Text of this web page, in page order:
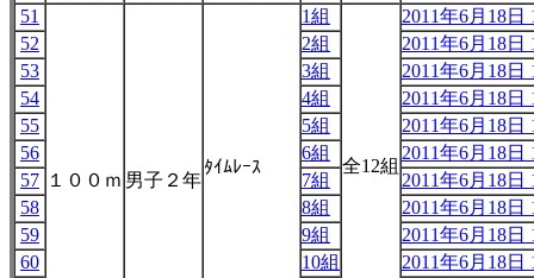
51
１００ｍ 男子２年
ﾀｲﾑﾚｰｽ
1組
全12組
2011年6月18日
52
2組
2011年6月18日
53
3組
2011年6月18日
54
4組
2011年6月18日
55
5組
2011年6月18日
56
6組
2011年6月18日
57
7組
2011年6月18日
58
8組
2011年6月18日
59
9組
2011年6月18日
60
10組
2011年6月18日